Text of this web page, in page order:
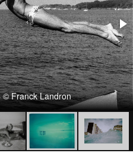
© Franck Landron